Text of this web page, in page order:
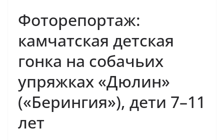
Фоторепортаж:
камчатская детская
гонка на собачьих
упряжках «Дюлин»
(«Берингия»), дети 7–11
лет